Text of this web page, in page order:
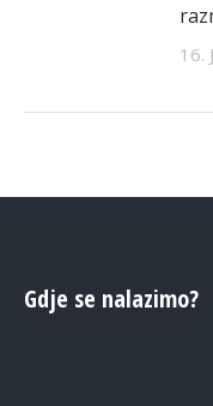
16.
Gdje se nalazimo?